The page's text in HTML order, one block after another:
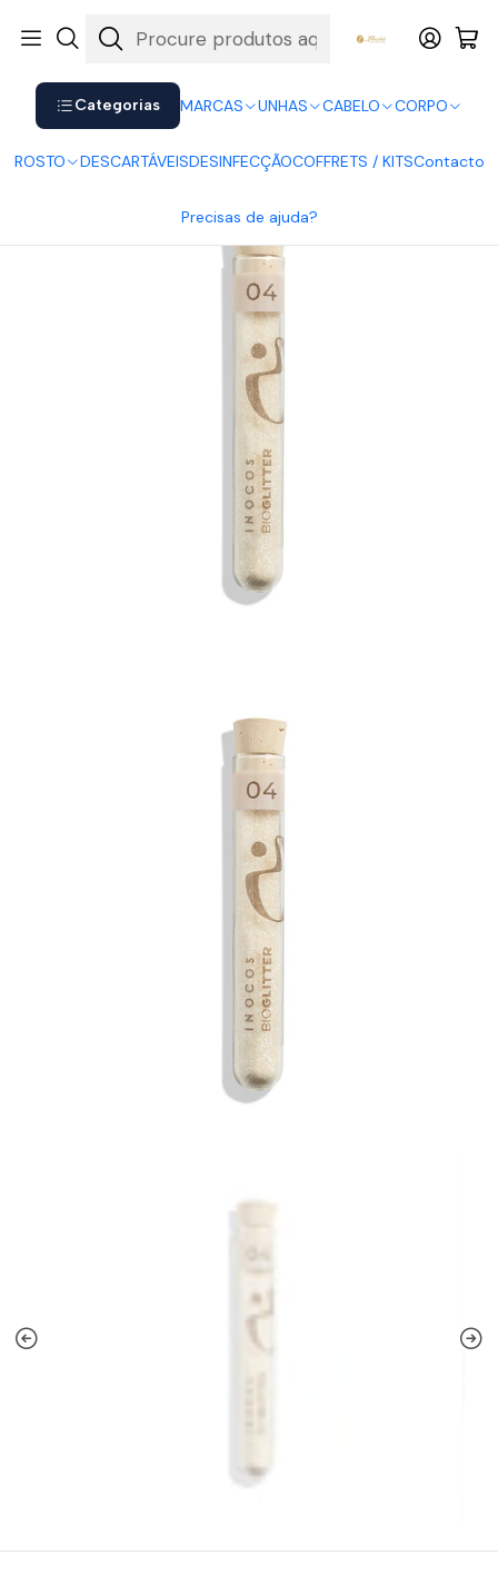
Categorias MARCAS UNHAS CABELO CORPO
ROSTO DESCARTÁVEISDESINFECÇÃOCOFFRETS / KITSContacto
Precisas de ajuda?
Shop now. Pay later with Klarna.
INOCOS - Bioglitter 04 Pérola Fino 0.2mm